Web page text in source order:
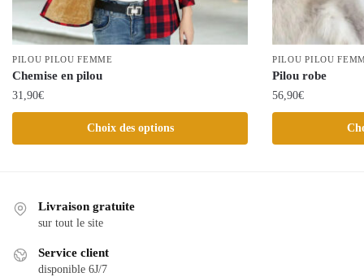
PILOU PILOU FEMME
Chemise en pilou
31,90€
Choix des options
produit
variations.
peuvent
PILOU PILOU
Pilou robe
56,90€
produit
Livraison gratuite
sur tout le site
Service client
disponible 6J/7